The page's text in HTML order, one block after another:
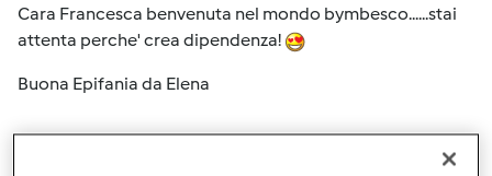
Cara Francesca benvenuta nel mondo bymbesco......stai
attenta perche' crea dipendenza!
Buona Epifania da Elena